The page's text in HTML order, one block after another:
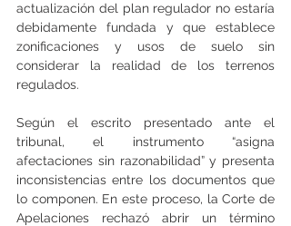
actualización del plan regulador no estaría
debidamente fundada y que establece
zonificaciones y usos de suelo sin
considerar la realidad de los terrenos
regulados.
Según el escrito presentado ante el
tribunal, el instrumento “asigna
afectaciones sin razonabilidad” y presenta
inconsistencias entre los documentos que
lo componen. En este proceso, la Corte de
Apelaciones rechazó abrir un término